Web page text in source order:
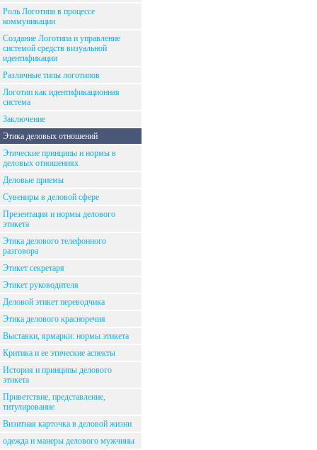
Роль Логотипа в процессе
коммуникации
Создание Логотипа и управление
системой средств визуальной
идентификации
Различные типы логотипов
Логотип как идентификационная
система
Заключение
Этика деловых отношений
Этические принципы и нормы в
деловых отношениях
Деловые приемы
Сувениры в деловой сфере
Презентация и нормы делового
этикета
Этика делового телефонного
разговора
Этикет секретаря
Этикет руководителя
Деловой этикет переводчика
Этика делового красноречия
Выставки, ярмарки: нормы этикета
Критика и ее этические аспекты
История и принципы делового
этикета
Приветствие, представление,
титулирование
Визитная карточка в деловой жизни
одежда и манеры делового мужчины